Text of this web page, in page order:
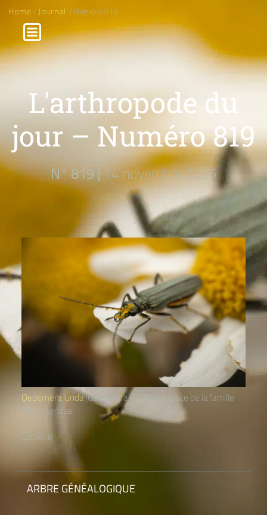
Home/Journal / Numéro 819
L'arthropode du
jour – Numéro 819
N° 819 |14 novembre 2025
Oedemera lurida(Oedemera lurida) – espèce de la famille
Oedemeridae
Espèce
ARBRE GÉNÉALOGIQUE